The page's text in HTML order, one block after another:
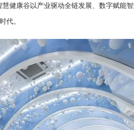
健康谷以产业驱动全链发展、数字赋能
代。